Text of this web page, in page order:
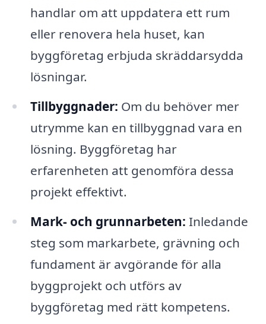
handlar om att uppdatera ett rum
eller renovera hela huset, kan
byggföretag erbjuda skräddarsydda
lösningar.
Tillbyggnader: Om du behöver mer
utrymme kan en tillbyggnad vara en
lösning. Byggföretag har
erfarenheten att genomföra dessa
projekt effektivt.
Mark- och grunnarbeten: Inledande
steg som markarbete, grävning och
fundament är avgörande för alla
byggprojekt och utförs av
byggföretag med rätt kompetens.